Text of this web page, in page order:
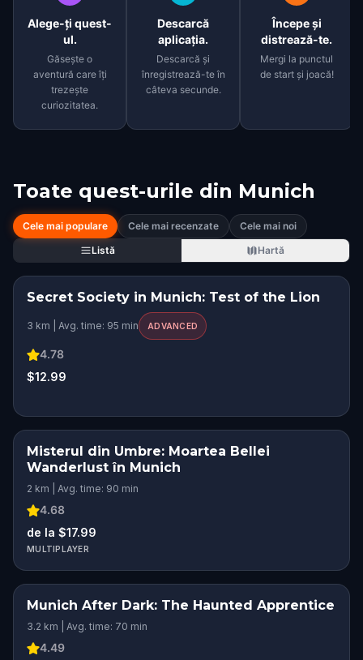
Alege-ți quest-
ul.
Găsește o
aventură care îți
trezește
curiozitatea.
Descarcă
aplicația.
Descarcă și
înregistrează-te în
câteva secunde.
Începe și
distrează-te.
Mergi la punctul
de start și joacă!
Toate quest-urile din Munich
Cele mai populare Cele mai recenzate
Cele mai noi
Listă
Hartă
STEP INTO THE STORY
Secret Society in Munich: Test of the Lion
3 km | Avg. time: 95 min ADVANCED
4.78
$12.99
Misterul din Umbre: Moartea Bellei
Wanderlust în Munich
2 km | Avg. time: 90 min
4.68
de la $17.99
MULTIPLAYER
Munich After Dark: The Haunted Apprentice
3.2 km | Avg. time: 70 min
4.49